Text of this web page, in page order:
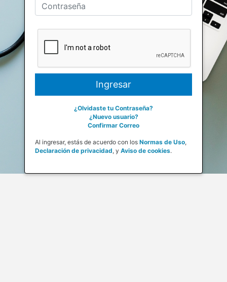
¿Olvidaste tu Contraseña?
¿Nuevo usuario?
Confirmar Correo
Al ingresar, estás de acuerdo con los Normas de Uso,
Declaración de privacidad, y Aviso de cookies.